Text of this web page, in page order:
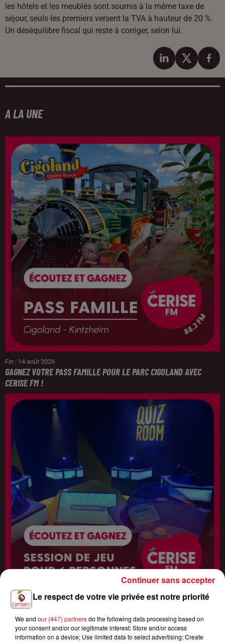
les hôtels et les meublés sont soumis à la même taxe de
séjour, seuls les premiers versent la TVA à hauteur de 20 %.
Un déséquilibre fiscal qui reste à corriger, selon lui.
A LA UNE
Fin : 14 août 2026
GAGNEZ VOTRE PASS FAMILLE POUR LE PARC CIGOLAND AVEC
CERISE FM !
Fin : 14 août 2026
ÉCOUTEZ CERISE FM ET GAGNEZ VOTRE SESSION DE JEU QUIZ
Le respect de votre vie privée est notre priorité
We and our (447) partnersdo the following data processing based on
your consent and/or our legitimate interest: Store and/or access
information on a device; Use limited data to select advertising; Create
Continuer sans accepter